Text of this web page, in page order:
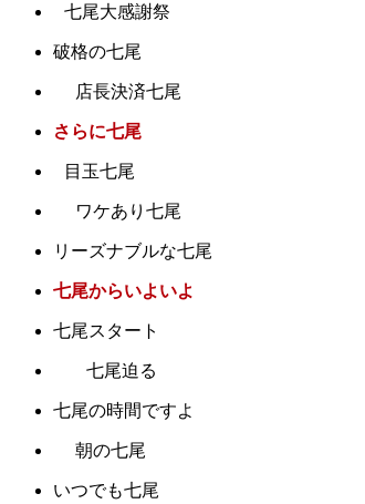
七尾大感謝祭
破格の七尾
店長決済七尾
さらに七尾
目玉七尾
ワケあり七尾
リーズナブルな七尾
七尾からいよいよ
七尾スタート
七尾迫る
七尾の時間ですよ
朝の七尾
いつでも七尾